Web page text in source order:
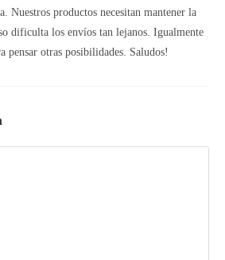
Nuestros productos necesitan mantener la
dificulta los envíos tan lejanos. Igualmente
pensar otras posibilidades. Saludos!